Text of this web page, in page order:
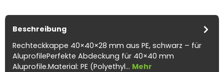
Beschreibung
Rechteckkappe 40×40×28 mm aus PE, schwarz – für
AluprofilePerfekte Abdeckung für 40×40 mm
Aluprofile.Material: PE (Polyethyl… Mehr